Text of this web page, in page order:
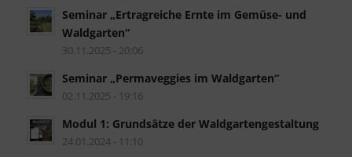
Seminar „Ertragreiche Ernte im Gemüse- und
Waldgarten“
30.11.2025 - 20:06
Seminar „Permaveggies im Waldgarten“
02.11.2025 - 19:16
Modul 1: Grundsätze der Waldgartengestaltung
24.01.2024 - 11:10